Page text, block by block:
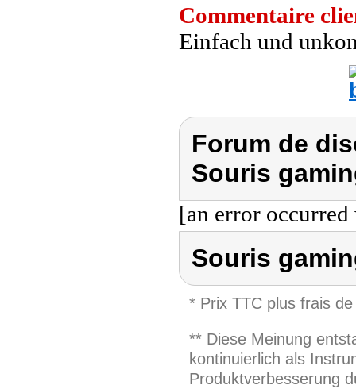
Commentaire
Einfach und
Forum de
Souris
[an error
Souris
* Prix TTC plus frais
** Diese Meinung
kontinuierlich als
Produktverbesserung